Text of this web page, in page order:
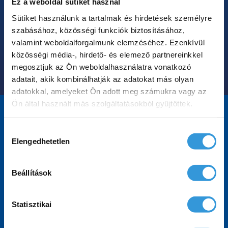
Sütiket használunk a tartalmak és hirdetések személyre
szabásához, közösségi funkciók biztosításához,
valamint weboldalforgalmunk elemzéséhez. Ezenkívül
közösségi média-, hirdető- és elemező partnereinkkel
megosztjuk az Ön weboldalhasználatra vonatkozó
adatait, akik kombinálhatják az adatokat más olyan
adatokkal, amelyeket Ön adott meg számukra vagy az
Ön által használt más szolgáltatásokból gyűjtöttek.
kiválasztása
Elengedhetetlen
Beállítások
Statisztikai
Gyakran ismételt
A Prestige kádak milyen színű